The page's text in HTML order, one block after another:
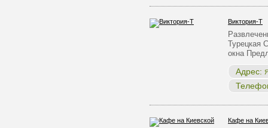
Виктория-Т
Турецкая
окна
Адрес:
Кафе на